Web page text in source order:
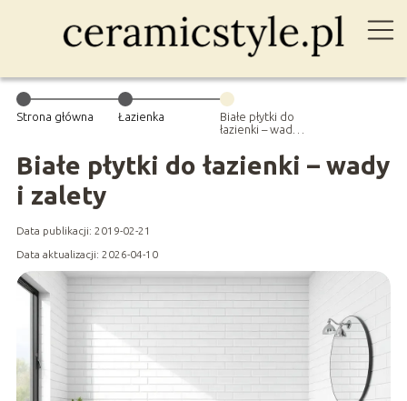
Strona główna Łazienka
Białe płytki do
łazienki – wady i
Białe płytki do łazienki – wady
i zalety
Data publikacji: 2019-02-21
Data aktualizacji: 2026-04-10